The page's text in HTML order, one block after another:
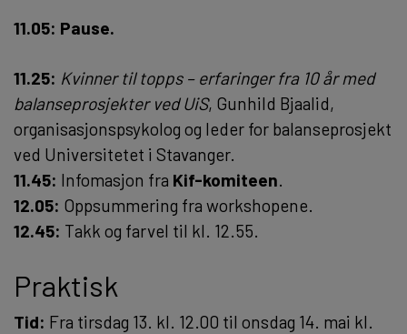
11.05: Pause.
11.25: Kvinner til topps –erfaringer fra 10 år med
balanseprosjekter ved UiS, Gunhild Bjaalid,
organisasjonspsykolog og leder for balanseprosjekt
ved Universitetet i Stavanger.
11.45: Infomasjon fra Kif-komiteen.
12.05: Oppsummering fra workshopene.
12.45: Takk og farvel til kl. 12.55.
Praktisk
Tid: Fra tirsdag 13. kl. 12.00 til onsdag 14. mai kl.